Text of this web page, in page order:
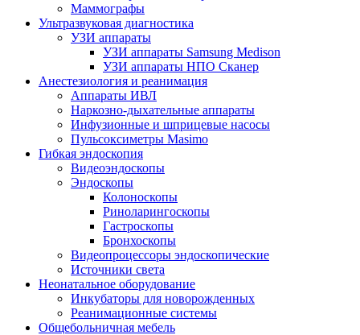
Маммографы
Ультразвуковая диагностика
УЗИ аппараты
УЗИ аппараты Samsung Medison
УЗИ аппараты НПО Сканер
Анестезиология и реанимация
Аппараты ИВЛ
Наркозно-дыхательные аппараты
Инфузионные и шприцевые насосы
Пульсоксиметры Masimo
Гибкая эндоскопия
Видеоэндоскопы
Эндоскопы
Колоноскопы
Риноларингоскопы
Гастроскопы
Бронхоскопы
Видеопроцессоры эндоскопические
Источники света
Неонатальное оборудование
Инкубаторы для новорожденных
Реанимационные системы
Общебольничная мебель